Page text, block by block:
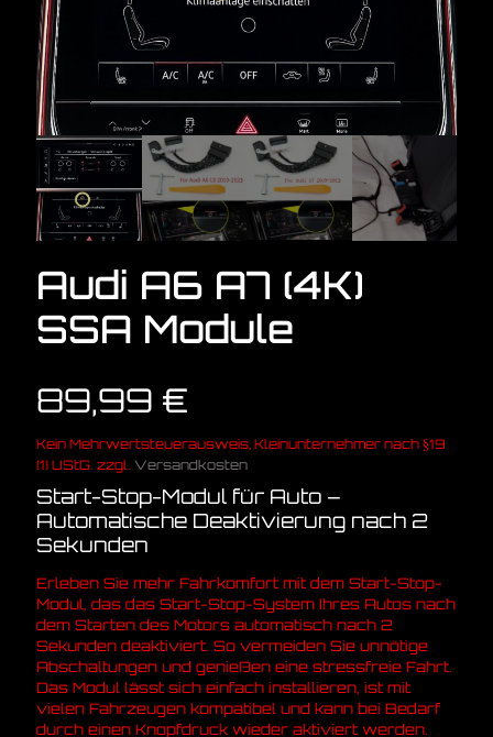
Audi A6 A7 (4K)
SSA Module
89,99 €
Kein Mehrwertsteuerausweis, Kleinunternehmer nach §19
(1) UStG. zzgl. Versandkosten
Start-Stop-Modul für Auto –
Automatische Deaktivierung nach 2
Sekunden
Erleben Sie mehr Fahrkomfort mit dem Start-Stop-
Modul, das das Start-Stop-System Ihres Autos nach
dem Starten des Motors automatisch nach 2
Sekunden deaktiviert. So vermeiden Sie unnötige
Abschaltungen und genießen eine stressfreie Fahrt.
Das Modul lässt sich einfach installieren, ist mit
vielen Fahrzeugen kompatibel und kann bei Bedarf
durch einen Knopfdruck wieder aktiviert werden.